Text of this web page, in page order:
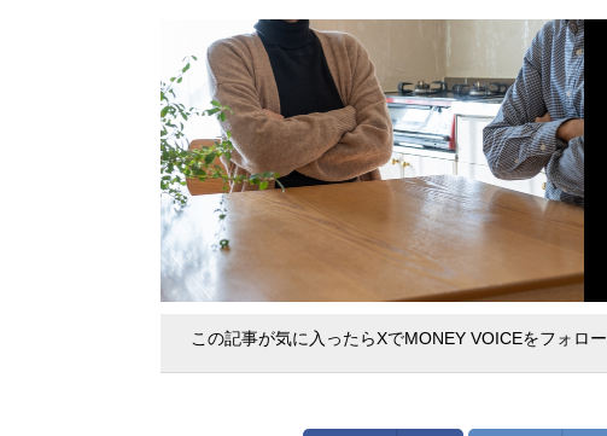
この記事が気に入ったらXでMONEY VOICEをフォロー